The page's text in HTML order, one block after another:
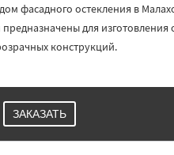
фасадного остекления в
для
конструкций.
ЗАКАЗАТЬ